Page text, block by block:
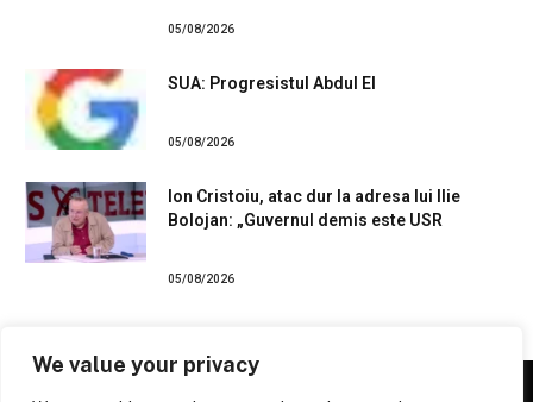
We value your privacy
05/08/2026
SUA: Progresistul Abdul El
05/08/2026
Ion Cristoiu, atac dur la adresa lui Ilie
Bolojan: „Guvernul demis este USR
05/08/2026